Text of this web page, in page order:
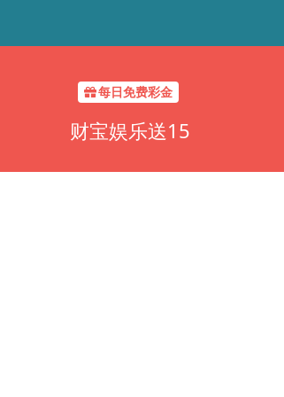
每日免费彩金
财宝娱乐送15